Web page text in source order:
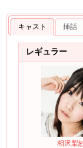
キャスト 挿話
レギュラー
相沢梨